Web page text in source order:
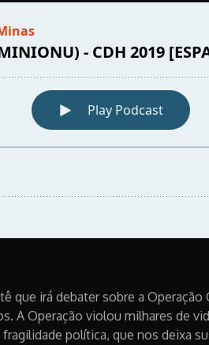
irá debater sobre a Operação
A Operação violou milhares de
política, que nos deixa